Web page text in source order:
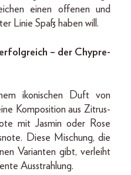
einen offenen und
Linie Spaß haben will.
– der Chypre-
ikonischen Duft von
Komposition aus Zitrus-
mit Jasmin oder Rose
Diese Mischung, die
Varianten gibt, verleiht
Ausstrahlung.